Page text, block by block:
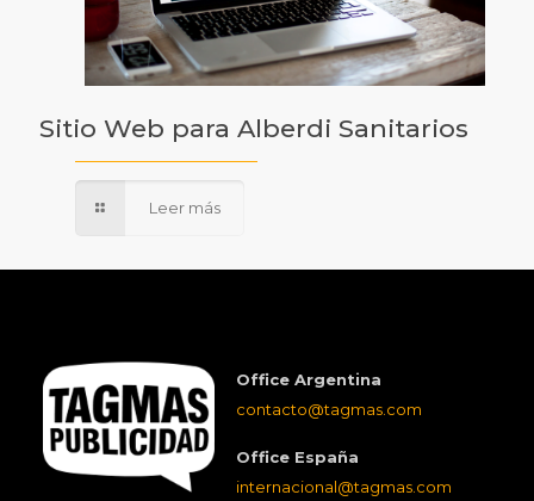
Sitio Web para Alberdi Sanitarios
Leer más
Office Argentina
contacto@tagmas.com
Office España
internacional@tagmas.com